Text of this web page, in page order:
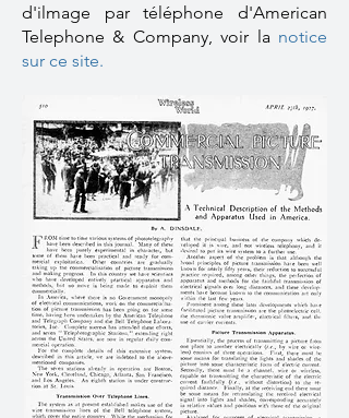
d'ilmage par téléphone d'American
Telephone & Company, voir la notice
sur ce site.